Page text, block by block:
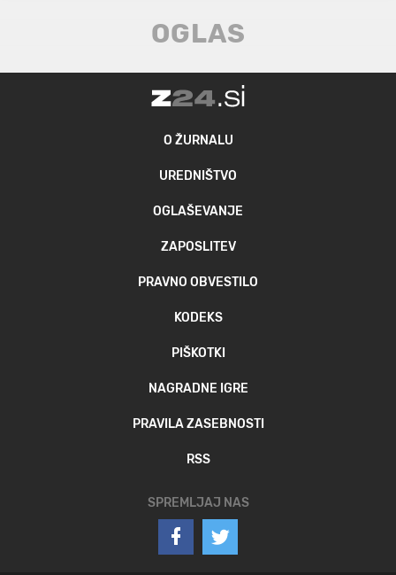
O ŽURNALU
UREDNIŠTVO
OGLAŠEVANJE
ZAPOSLITEV
PRAVNO OBVESTILO
KODEKS
PIŠKOTKI
NAGRADNE IGRE
PRAVILA ZASEBNOSTI
RSS
SPREMLJAJ NAS